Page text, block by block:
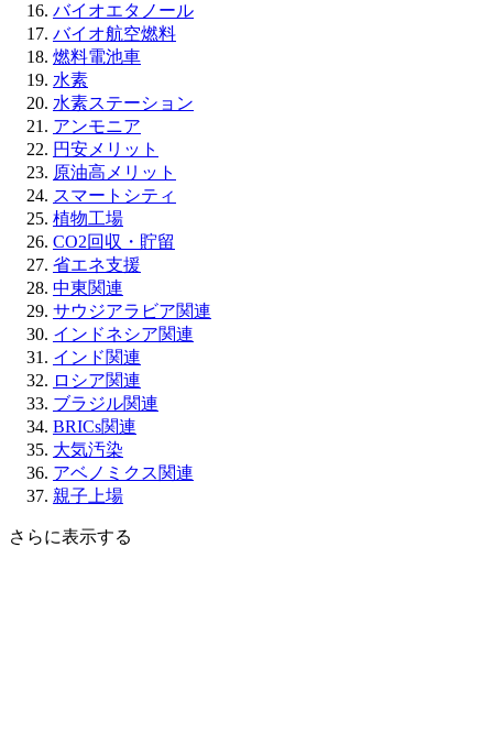
バイオエタノール
バイオ航空燃料
燃料電池車
水素
水素ステーション
アンモニア
円安メリット
原油高メリット
スマートシティ
植物工場
CO2回収・貯留
省エネ支援
中東関連
サウジアラビア関連
インドネシア関連
インド関連
ロシア関連
ブラジル関連
BRICs関連
大気汚染
アベノミクス関連
親子上場
さらに表示する